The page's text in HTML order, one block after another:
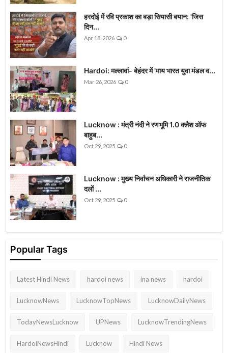
हरदोई में रवि प्रकाश का बड़ा सियासी बयान: 'जिस
दिन...
Apr 18, 2026 0
Hardoi: मल्लावां- बेहंदर में 'माय भारत युवा मंडल व...
Mar 26, 2026 0
Lucknow : मंत्री नंदी ने रणभूमि 1.0 क्लैश ऑफ
बाहुब...
Oct 29, 2025 0
Lucknow : मुख्य निर्वाचन अधिकारी ने राजनीतिक
दलों ...
Oct 29, 2025 0
Popular Tags
Latest Hindi News hardoi news ina news hardoi
LucknowNews LucknowTopNews LucknowDailyNews
TodayNewsLucknow UPNews LucknowTrendingNews
HardoiNewsHindi Lucknow Hindi News